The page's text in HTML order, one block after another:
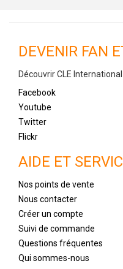
DEVENIR FAN
Découvrir CLE
Facebook
Youtube
Twitter
Flickr
AIDE ET
Nos points de vente
Nous contacter
Créer un compte
Suivi de commande
Questions fréquentes
Qui sommes-nous